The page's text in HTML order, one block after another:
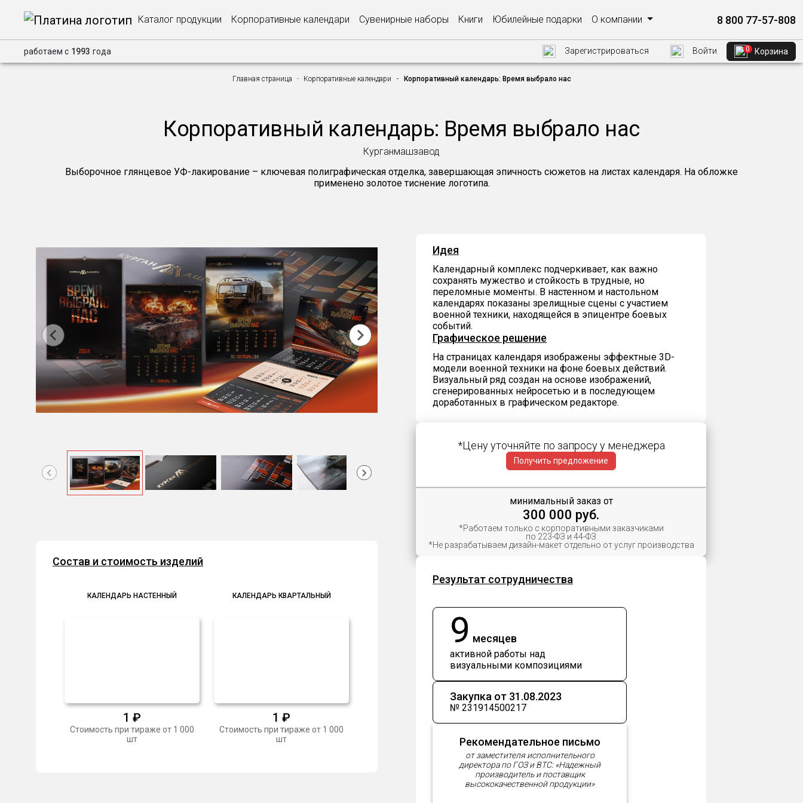
Каталог продукции Корпоративные календари Сувенирные наборы Книги Юбилейные подарки О компании 8 800 77-57-808
работаем с 1993 года Зарегистрироваться Войти 0 Корзина
Главная страница Корпоративные календари Корпоративный календарь: Время выбрало нас
Корпоративный календарь: Время выбрало нас
Курганмашзавод
Выборочное глянцевое УФ-лакирование – ключевая полиграфическая отделка, завершающая эпичность сюжетов на листах календаря. На обложке
применено золотое тиснение логотипа.
Состав и стоимость изделий
КАЛЕНДАРЬ НАСТЕННЫЙ
1 ₽
Стоимость при тираже от 1 000
шт
КАЛЕНДАРЬ КВАРТАЛЬНЫЙ
1 ₽
Стоимость при тираже от 1 000
шт
Идея
Календарный комплекс подчеркивает, как важно
сохранять мужество и стойкость в трудные, но
переломные моменты. В настенном и настольном
календарях показаны зрелищные сцены с участием
военной техники, находящейся в эпицентре боевых
событий.
Графическое решение
На страницах календаря изображены эффектные 3D-
модели военной техники на фоне боевых действий.
Визуальный ряд создан на основе изображений,
сгенерированных нейросетью и в последующем
доработанных в графическом редакторе.
*Цену уточняйте по запросу у менеджера
Получить предложение
минимальный заказ от
300 000 руб.
*Работаем только с корпоративными заказчиками
по 223-ФЗ и 44-ФЗ
*Не разрабатываем дизайн-макет отдельно от услуг производства
Результат сотрудничества
9 месяцев
активной работы над
визуальными композициями
Закупка от 31.08.2023
№ 231914500217
Рекомендательное письмо
от заместителя исполнительного
директора по ГОЗ и ВТС: «Надежный
производитель и поставщик
высококачественной продукции»